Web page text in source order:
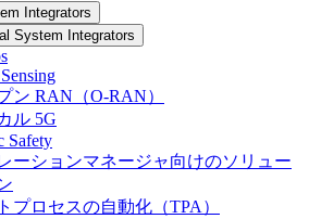
Integrators
System Integrators
ン RAN（O-RAN）
ル 5G
Safety
ーションマネージャ向けのソリュー
プロセスの自動化（TPA）